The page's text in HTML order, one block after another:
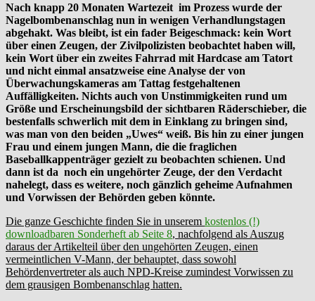
Nach knapp 20 Monaten Wartezeit im Prozess wurde der
Nagelbombenanschlag nun in wenigen Verhandlungstagen
abgehakt. Was bleibt, ist ein fader Beigeschmack: kein Wort
über einen Zeugen, der Zivilpolizisten beobachtet haben will,
kein Wort über ein zweites Fahrrad mit Hardcase am Tatort
und nicht einmal ansatzweise eine Analyse der von
Überwachungskameras am Tattag festgehaltenen
Auffälligkeiten. Nichts auch von Unstimmigkeiten rund um
Größe und Erscheinungsbild der sichtbaren Räderschieber, die
bestenfalls schwerlich mit dem in Einklang zu bringen sind,
was man von den beiden „Uwes“ weiß. Bis hin zu einer jungen
Frau und einem jungen Mann, die die fraglichen
Baseballkappenträger gezielt zu beobachten schienen. Und
dann ist da noch ein ungehörter Zeuge, der den Verdacht
nahelegt, dass es weitere, noch gänzlich geheime Aufnahmen
und Vorwissen der Behörden geben könnte.
Die ganze Geschichte finden Sie in unserem kostenlos (!)
downloadbaren Sonderheft ab Seite 8, nachfolgend als Auszug
daraus der Artikelteil über den ungehörten Zeugen, einen
vermeintlichen V-Mann, der behauptet, dass sowohl
Behördenvertreter als auch NPD-Kreise zumindest Vorwissen zu
dem grausigen Bombenanschlag hatten.